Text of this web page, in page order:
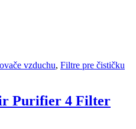
vzduchu, Filtre pre čističku
Purifier 4 Filter